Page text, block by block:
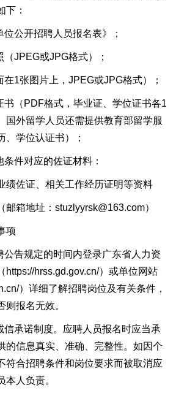
下：
公开招聘人员报名表》；
JPEG或JPG格式）；
张图片上，JPEG或JPG格式）；
（PDF格式，毕业证、学位证书各1
国外留学人员还需提供教育部留学服
、学位认证书）；
件对应的佐证材料：
佐证、相关工作经历证明等资料
箱地址：stuzlyyrsk@163.com）
项
告规定的时间内登录广东省人力资
https://hrss.gd.gov.cn/）或单位网站
）详细了解招聘岗位及有关条件，
报名无效。
承诺制度。应聘人员报名时应当承
的信息真实、准确、完整性。如因个
符合招聘条件和岗位要求而被取消应
本人负责。